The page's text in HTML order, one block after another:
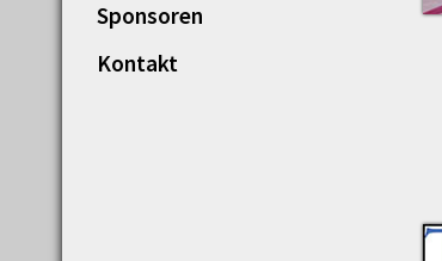
Sponsoren
Kontakt